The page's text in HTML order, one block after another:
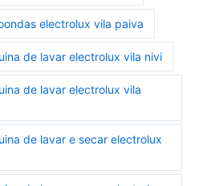
electrolux vila paiva
de lavar electrolux vila nivi
de lavar electrolux vila
de lavar e secar electrolux